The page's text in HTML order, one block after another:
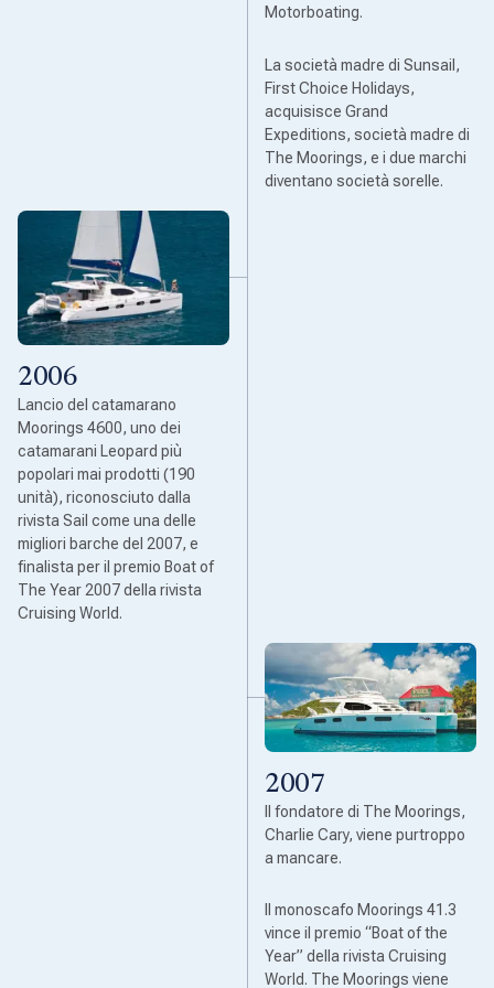
Motorboating.
La società madre di Sunsail,
First Choice Holidays,
acquisisce Grand
Expeditions, società madre di
The Moorings, e i due marchi
diventano società sorelle.
2006
Lancio del catamarano
Moorings 4600, uno dei
catamarani Leopard più
popolari mai prodotti (190
unità), riconosciuto dalla
rivista Sail come una delle
migliori barche del 2007, e
finalista per il premio Boat of
The Year 2007 della rivista
Cruising World.
2007
Il fondatore di The Moorings,
Charlie Cary, viene purtroppo
a mancare.
Il monoscafo Moorings 41.3
vince il premio “Boat of the
Year” della rivista Cruising
World. The Moorings viene